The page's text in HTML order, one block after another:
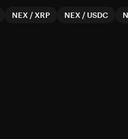
NEX / XRP NEX / USDC